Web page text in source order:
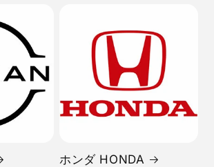
ホンダ HONDA